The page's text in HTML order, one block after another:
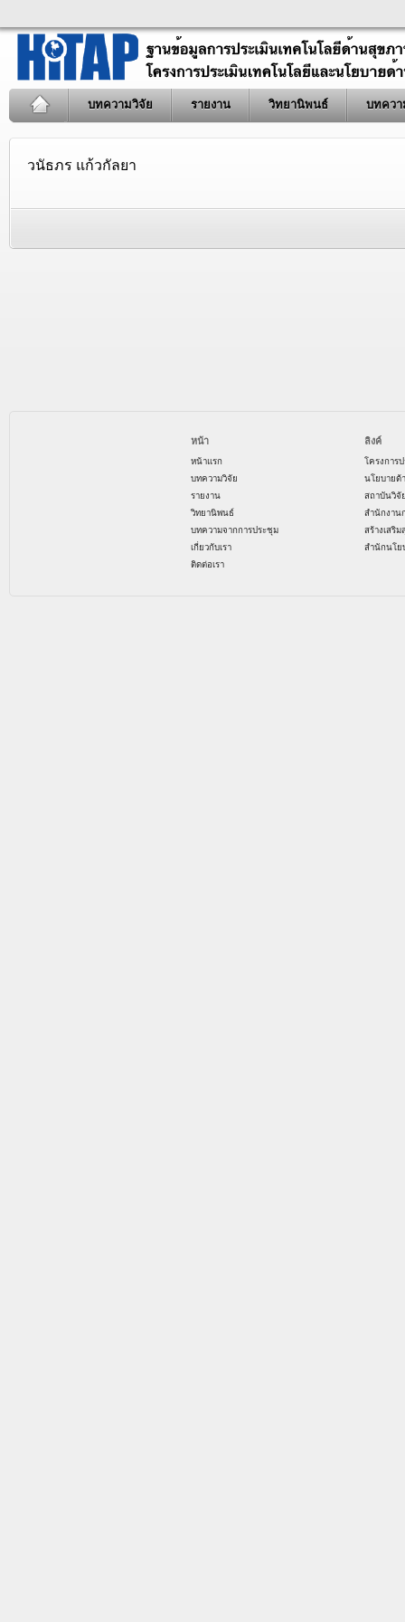
บทความวิจัย รายงาน วิทยานิพนธ์ บทควา
วนัธภร แก้วกัลยา
หน้า
หน้าแรก
บทความวิจัย
รายงาน
วิทยานิพนธ์
บทความจากการประชุม
เกี่ยวกับเรา
ติดต่อเรา
ลิงค์
โครงการ
นโยบายด้
สถาบันวิจั
สำนักงาน
สร้างเสริ
สำนักนโย